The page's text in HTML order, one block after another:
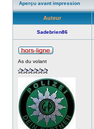
Aperçu avant impression
Auteur
Sadebrien86
As du volant